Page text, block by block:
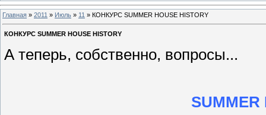
Главная » 2011 » Июль » 11 » КОНКУРС SUMMER HOUSE HISTORY
КОНКУРС SUMMER HOUSE HISTORY
А теперь, собственно, вопросы...
SUMMER